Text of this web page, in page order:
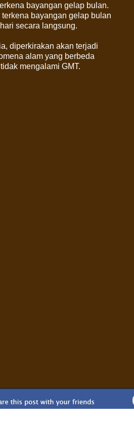
bayangan gelap bulan.
bayangan gelap bulan
secara langsung.
diperkirakan akan terjadi
alam yang berbeda
mengalami GMT.